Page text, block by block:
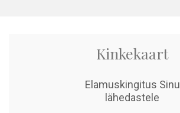
related articles
Kinkekaart
Elamuskingitus Sinu
lähedastele